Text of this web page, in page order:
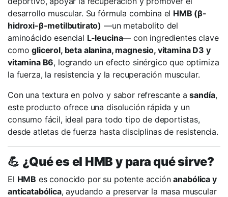
desarrollo muscular. Su fórmula combina el HMB (β-
hidroxi-β-metilbutirato) —un metabolito del
aminoácido esencial L-leucina— con ingredientes clave
comoglicerol, beta alanina, magnesio, vitamina D3 y
vitamina B6, logrando un efecto sinérgico que optimiza
la fuerza, la resistencia y la recuperación muscular.
Con una textura en polvo y sabor refrescante asandía,
este producto ofrece una disolución rápida y un
consumo fácil, ideal para todo tipo de deportistas,
desde atletas de fuerza hasta disciplinas de resistencia.
💪 ¿Qué es el HMB y para qué sirve?
El HMB es conocido por su potente acciónanabólica y
anticatabólica, ayudando a preservar la masa muscular